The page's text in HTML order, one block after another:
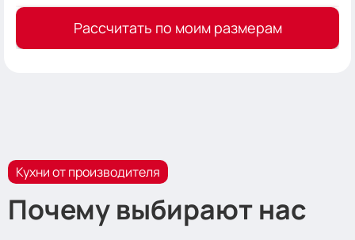
Рассчитать по моим размерам
Кухни от производителя
Почему выбирают нас